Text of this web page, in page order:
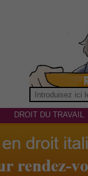
DROIT DU TRAVAIL